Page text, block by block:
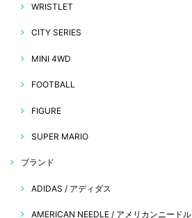
WRISTLET
CITY SERIES
MINI 4WD
FOOTBALL
FIGURE
SUPER MARIO
ブランド
ADIDAS / アディダス
AMERICAN NEEDLE / アメリカンニードル